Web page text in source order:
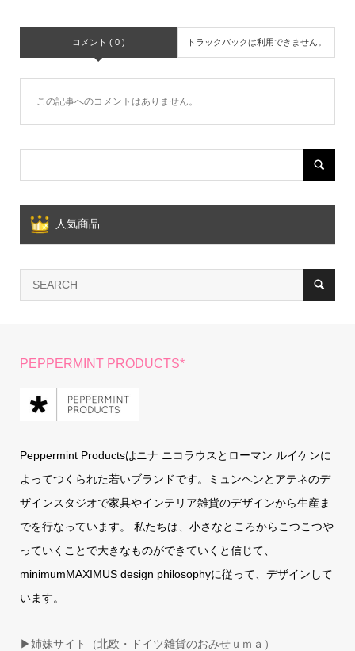
コメント ( 0 ) トラックバックは利用できません。
この記事へのコメントはありません。
人気商品
PEPPERMINT PRODUCTS*
Peppermint Productsはニナ ニコラウスとローマン ルイケンに
よってつくられた若いブランドです。ミュンヘンとアテネのデ
ザインスタジオで家具やインテリア雑貨のデザインから生産ま
でを行なっています。 私たちは、小さなところからこつこつや
っていくことで大きなものができていくと信じて、
minimumMAXIMUS design philosophyに従って、デザインして
います。
▶姉妹サイト（北欧・ドイツ雑貨のおみせｕｍａ）